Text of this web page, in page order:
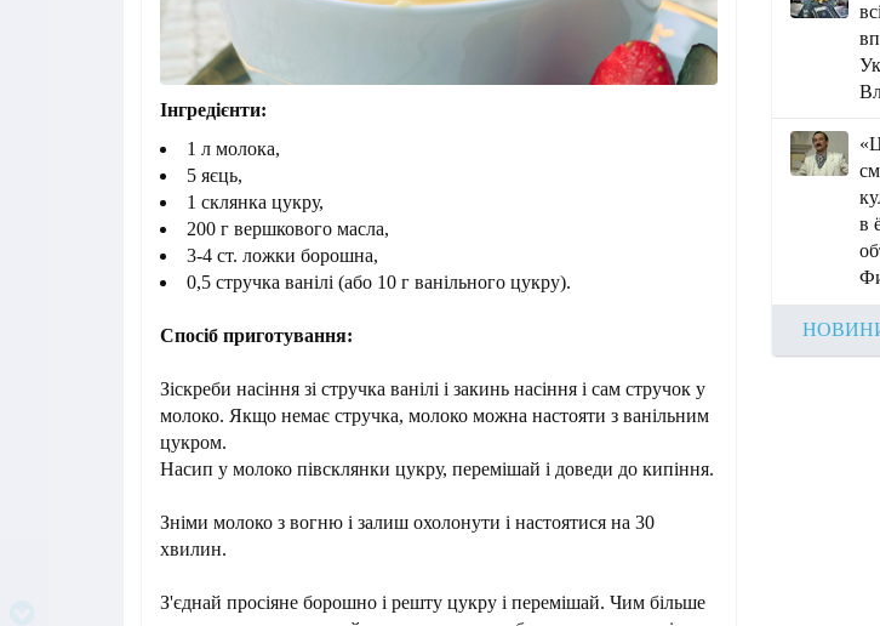
Інгредієнти:
1 л молока,
5 яєць,
1 склянка цукру,
200 г вершкового масла,
3-4 ст. ложки борошна,
0,5 стручка ванілі (або 10 г ванільного цукру).
Спосіб приготування:
Зіскреби насіння зі стручка ванілі і закинь насіння і сам стручок у
молоко. Якщо немає стручка, молоко можна настояти з ванільним
цукром.
Насип у молоко півсклянки цукру, перемішай і доведи до кипіння.
Зніми молоко з вогню і залиш охолонути і настоятися на 30
хвилин.
З'єднай просіяне борошно і решту цукру і перемішай. Чим більше
в